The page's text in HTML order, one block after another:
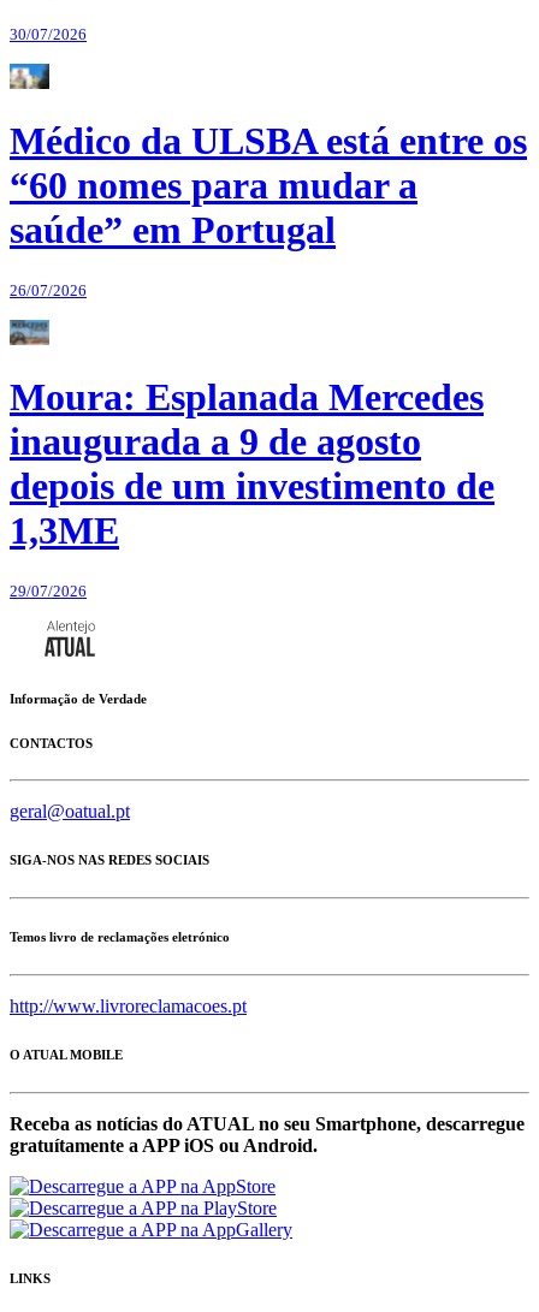
30/07/2026
Médico da ULSBA está entre os
“60 nomes para mudar a
saúde” em Portugal
26/07/2026
Moura: Esplanada Mercedes
inaugurada a 9 de agosto
depois de um investimento de
1,3ME
29/07/2026
Informação de Verdade
CONTACTOS
geral@oatual.pt
SIGA-NOS NAS REDES SOCIAIS
Temos livro de reclamações eletrónico
http://www.livroreclamacoes.pt
O ATUAL MOBILE
Receba as notícias do ATUAL no seu Smartphone, descarregue
gratuítamente a APP iOS ou Android.
LINKS